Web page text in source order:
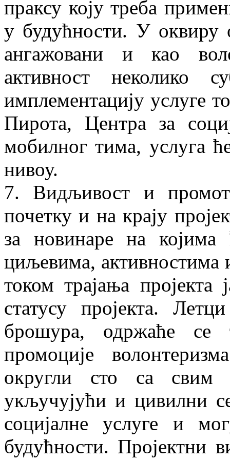
праксу коју треба
у будућности. У оквиру
ангажовани и као
активност неколико
имплементацију услуге
Пирота, Центра за
мобилног тима, услуга
нивоу.
7. Видљивост и
почетку и на крају
за новинаре на којима
циљевима, активностима
током трајања
статусу пројекта.
брошура, одржаће
промоције
округли сто са свим
укључујући и цивилни
социјалне услуге и
будућности. Пројектни